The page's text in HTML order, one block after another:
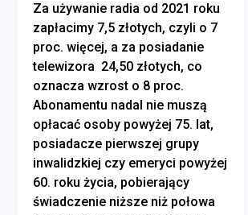
Za używanie radia od 2021 roku
zapłacimy 7,5 złotych, czyli o 7
proc. więcej, a za posiadanie
telewizora 24,50 złotych, co
oznacza wzrost o 8 proc.
Abonamentu nadal nie muszą
opłacać osoby powyżej 75. lat,
posiadacze pierwszej grupy
inwalidzkiej czy emeryci powyżej
60. roku życia, pobierający
świadczenie niższe niż połowa